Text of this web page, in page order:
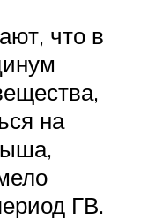
что в
на
ГВ.